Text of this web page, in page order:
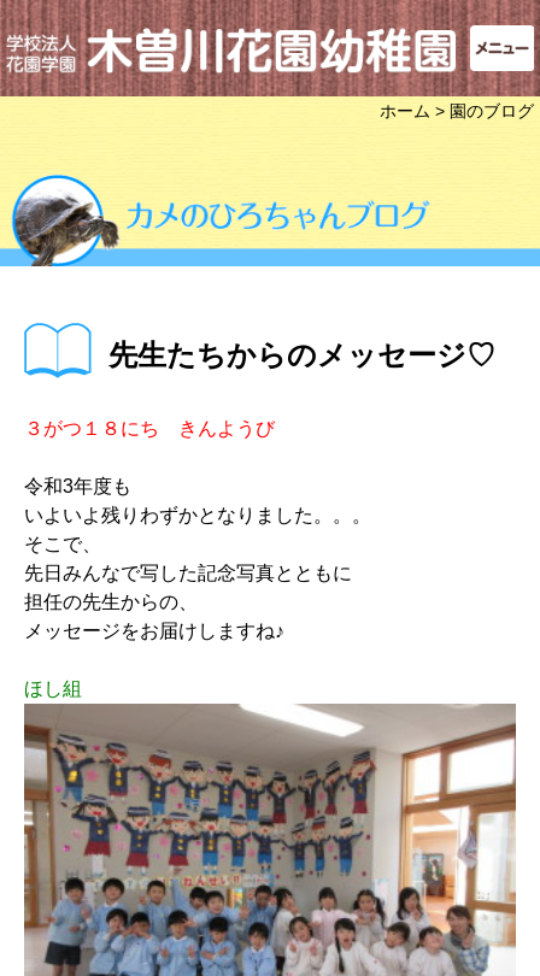
ホーム > 園のブログ
先生たちからのメッセージ♡
３がつ１８にち きんようび
令和3年度も
いよいよ残りわずかとなりました。。。
そこで、
先日みんなで写した記念写真とともに
担任の先生からの、
メッセージをお届けしますね♪
ほし組